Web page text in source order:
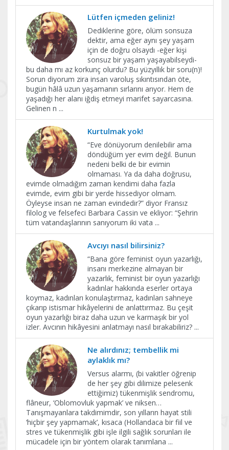
Lütfen içmeden geliniz!
Dediklerine göre, ölüm sonsuza
dektir, ama eğer aynı şey yaşam
için de doğru olsaydı -eğer kişi
sonsuz bir yaşam yaşayabilseydi-
bu daha mı az korkunç olurdu? Bu yüzyıllık bir soru(n)!
Sorun diyorum zira insan varoluş sıkıntısından öte,
bugün hâlâ uzun yaşamanın sırlarını arıyor. Hem de
yaşadığı her alanı iğdiş etmeyi marifet sayarcasına.
Gelinen n ...
Kurtulmak yok!
“Eve dönüyorum denilebilir ama
döndüğüm yer evim değil. Bunun
nedeni belki de bir evimin
olmaması. Ya da daha doğrusu,
evimde olmadığım zaman kendimi daha fazla
evimde, evim gibi bir yerde hissediyor olmam.
Öyleyse insan ne zaman evindedir?” diyor Fransız
filolog ve felsefeci Barbara Cassin ve ekliyor: “Şehrin
tüm vatandaşlarının sanıyorum iki vata ...
Avcıyı nasıl bilirsiniz?
“Bana göre feminist oyun yazarlığı,
insanı merkezine almayan bir
yazarlık, feminist bir oyun yazarlığı
kadınlar hakkında eserler ortaya
koymaz, kadınları konulaştırmaz, kadınları sahneye
çıkarıp istismar hikâyelerini de anlattırmaz. Bu çeşit
oyun yazarlığı biraz daha uzun ve karmaşık bir yol
izler. Avcının hikâyesini anlatmayı nasıl bırakabiliriz? ...
Ne alırdınız; tembellik mi
aylaklık mı?
Versus alarmı, (bi vakitler öğrenip
de her şey gibi dilimize pelesenk
ettiğimiz) tükenmişlik sendromu,
flâneur, ‘Oblomovluk yapmak’ ve niksen…
Tanışmayanlara takdimimdir, son yılların hayat stili
‘hiçbir şey yapmamak’, kısaca (Hollandaca bir fiil ve
stres ve tükenmişlik gibi işle ilgili sağlık sorunları ile
mücadele için bir yöntem olarak tanımlana ...